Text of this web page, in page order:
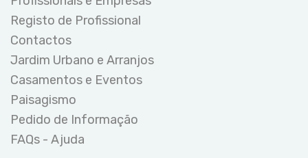
Registo de Profissional
Contactos
Jardim Urbano e Arranjos
Casamentos e Eventos
Paisagismo
Pedido de Informação
FAQs - Ajuda